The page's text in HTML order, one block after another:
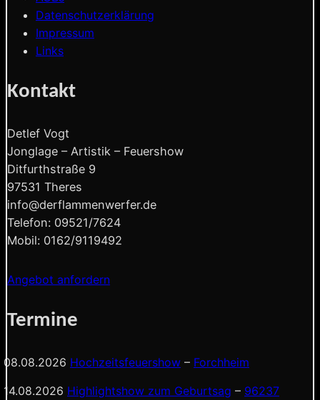
Datenschutzerklärung
Impressum
Links
Kontakt
Detlef Vogt
Jonglage – Artistik – Feuershow
Ditfurthstraße 9
97531 Theres
info@derflammenwerfer.de
Telefon: 09521/7624
Mobil: 0162/9119492
Angebot anfordern
Termine
08.08.2026 Hochzeitsfeuershow – Forchheim
14.08.2026 Highlightshow zum Geburtsag – 96237